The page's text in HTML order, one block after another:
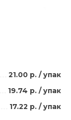
21.00 р. / упак
19.74 р. / упак
17.22 р. / упак